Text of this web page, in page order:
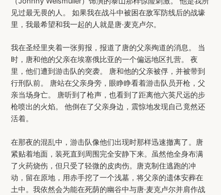
见过最无畏的人。 如果我在战斗中被困在敌军防线后的战壕
里，我最希望和我一起的人就是唐·麦克卢尔。
我在圣经里夹着一张剪报，报道了唐的父亲殉道的消息。 当
时，唐和他的父亲在埃塞俄比亚的一个偏远地区扎营。 夜
里，他们遭到游击队的突袭。 唐和他的父亲被俘，并被带到
行刑队前。 唐站在父亲身旁，眼睁睁看着游击队员开枪，父
亲当场身亡。 唐听到了枪声，也看到了距离他六英尺远的步
枪喷出的火焰。 他倒在了父亲身边，震惊地发现自己竟然还
活着。
在那夜的混乱中，游击队像他们出现时那样迅速撤离了。唐
紧贴着地面，装死直到周围完全安静下来。虽然他全身布满
了火药烧伤，但只受了轻微的皮肉伤。唐克制住逃跑的冲
动，留在原地，用赤手挖了一个浅墓，将父亲的遗体安葬在
土中。我依然会为能在死荫的幽谷中与唐·麦克卢尔并肩作战